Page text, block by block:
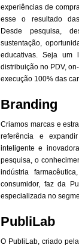
experiências de
esse o resultado das
Desde pesquisa,
sustentação,
educativas. Seja um
distribuição no PDV,
execução 100% das
Branding
Criamos marcas e
referência e
inteligente e
pesquisa, o
indústria
consumidor, faz da
especializada no
PubliLab
O PubliLab, criado